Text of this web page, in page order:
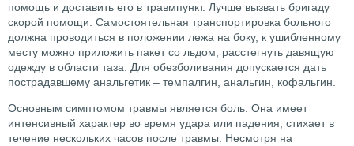
помощь и доставить его в травмпункт. Лучше вызвать бригаду
скорой помощи. Самостоятельная транспортировка больного
должна проводиться в положении лежа на боку, к ушибленному
месту можно приложить пакет со льдом, расстегнуть давящую
одежду в области таза. Для обезболивания допускается дать
пострадавшему анальгетик – темпалгин, анальгин, кофальгин.
Основным симптомом травмы является боль. Она имеет
интенсивный характер во время удара или падения, стихает в
течение нескольких часов после травмы. Несмотря на